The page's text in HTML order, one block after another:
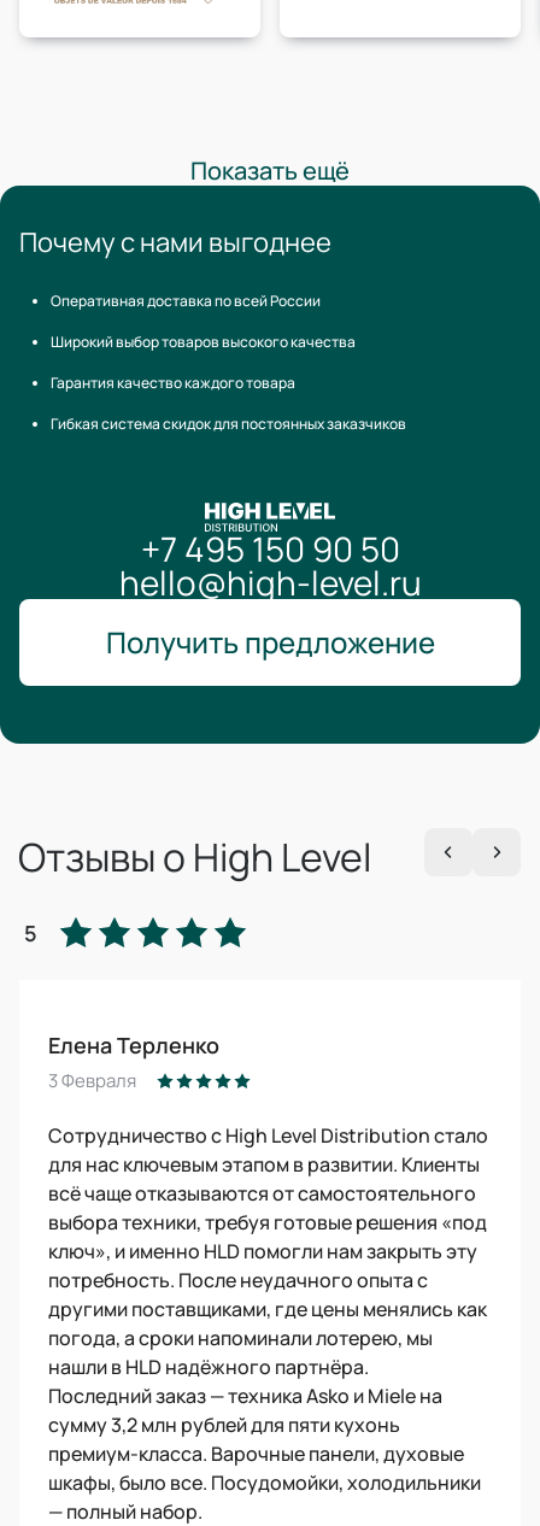
Показать ещё
Почему с нами выгоднее
Оперативная доставка по всей России
Широкий выбор товаров высокого качества
Гарантия качество каждого товара
Гибкая система скидок для постоянных заказчиков
+7 495 150 90 50
hello@high-level.ru
Получить предложение
Отзывы о High Level
5
Елена Терленко
3 Февраля
Сотрудничество с High Level Distribution стало
для нас ключевым этапом в развитии. Клиенты
всё чаще отказываются от самостоятельного
выбора техники, требуя готовые решения «под
ключ», и именно HLD помогли нам закрыть эту
потребность. После неудачного опыта с
другими поставщиками, где цены менялись как
погода, а сроки напоминали лотерею, мы
нашли в HLD надёжного партнёра.
Последний заказ — техника Asko и Miele на
сумму 3,2 млн рублей для пяти кухонь
премиум-класса. Варочные панели, духовые
шкафы, было все. Посудомойки, холодильники
— полный набор.